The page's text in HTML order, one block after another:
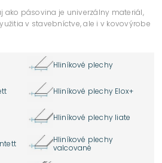
ako pásovina je univerzálny materiál,
v stavebníctve, ale i v kovovýrobe
Hliníkové plechy
Hliníkové plechy Elox+
Hliníkové plechy liate
Hliníkové plechy
valcované